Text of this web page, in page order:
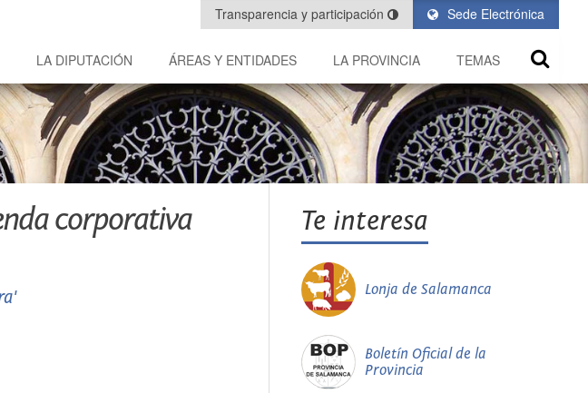
Sede Electrónica
Transparencia y participación
LA DIPUTACIÓN ÁREAS Y ENTIDADES LA PROVINCIA TEMAS
corporativa Te interesa
Lonja de Salamanca
Boletín Oficial de la
Provincia